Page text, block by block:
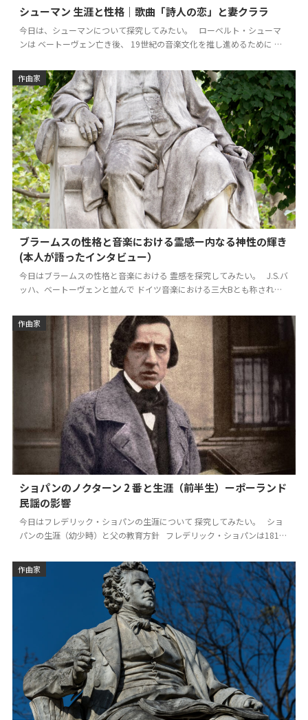
シューマン 生涯と性格｜歌曲「詩人の恋」と妻クララ
今日は、シューマンについて探究してみたい。 ローベルト・シューマ
ンは ベートーヴェン亡き後、 19世紀の音楽文化を推し進めるために 尽
作曲家
ブラームスの性格と音楽における霊感ー内なる神性の輝き
(本人が語ったインタビュー）
今日はブラームスの性格と音楽における 霊感を探究してみたい。 J.S.バ
ッハ、ベートーヴェンと並んで ドイツ音楽における三大Bとも称される
作曲家
ショパンのノクターン 2 番と生涯（前半生）ーポーランド
民謡の影響
今日はフレデリック・ショパンの生涯について 探究してみたい。 ショ
パンの生涯（幼少時）と父の教育方針 フレデリック・ショパンは1810
作曲家